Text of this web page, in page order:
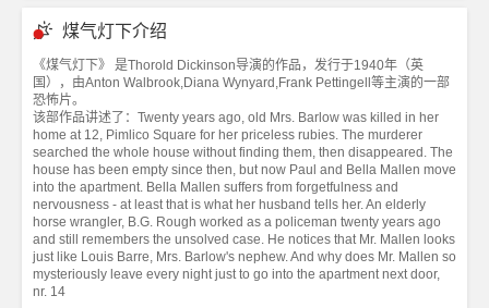
煤气灯下介绍
《煤气灯下》 是Thorold Dickinson导演的作品，发行于1940年（英
国），由Anton Walbrook,Diana Wynyard,Frank Pettingell等主演的一部
恐怖片。
该部作品讲述了：Twenty years ago, old Mrs. Barlow was killed in her
home at 12, Pimlico Square for her priceless rubies. The murderer
searched the whole house without finding them, then disappeared. The
house has been empty since then, but now Paul and Bella Mallen move
into the apartment. Bella Mallen suffers from forgetfulness and
nervousness - at least that is what her husband tells her. An elderly
horse wrangler, B.G. Rough worked as a policeman twenty years ago
and still remembers the unsolved case. He notices that Mr. Mallen looks
just like Louis Barre, Mrs. Barlow's nephew. And why does Mr. Mallen so
mysteriously leave every night just to go into the apartment next door,
nr. 14